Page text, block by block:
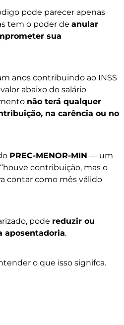
pode parecer apenas
tem o poder de anular
sua
anos contribuindo ao INSS
abaixo do salário
não terá qualquer
na carência ou no
PREC-MENOR-MIN — um
contribuição, mas o
contar como mês válido
pode reduzir ou
aposentadoria.
o que isso signifca.